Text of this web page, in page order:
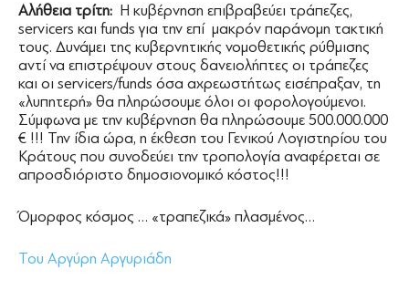
Αλήθεια τρίτη: Η κυβέρνηση επιβραβεύει τράπεζες,
servicers και funds για την επί μακρόν παράνομη τακτική
τους. Δυνάμει της κυβερνητικής νομοθετικής ρύθμισης
αντί να επιστρέψουν στους δανειολήπτες οι τράπεζες
και οι servicers/funds όσα αχρεωστήτως εισέπραξαν, τη
«λυπητερή» θα πληρώσουμε όλοι οι φορολογούμενοι.
Σύμφωνα με την κυβέρνηση θα πληρώσουμε 500.000.000
€ !!! Την ίδια ώρα, η έκθεση του Γενικού Λογιστηρίου του
Κράτους που συνοδεύει την τροπολογία αναφέρεται σε
απροσδιόριστο δημοσιονομικό κόστος!!!
Όμορφος κόσμος … «τραπεζικά» πλασμένος…
Του Αργύρη Αργυριάδη